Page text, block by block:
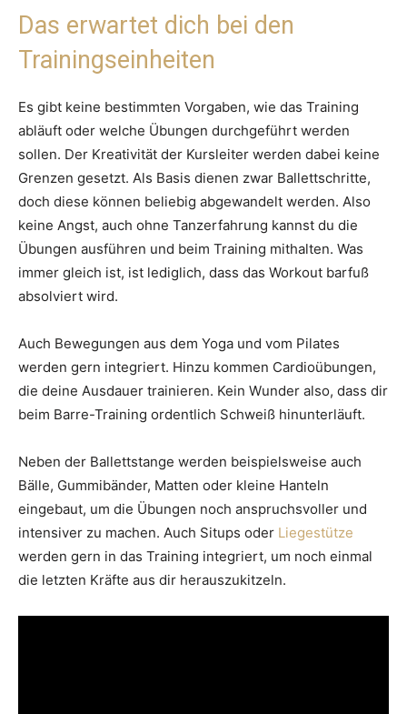
Das erwartet dich bei den
Trainingseinheiten
Es gibt keine bestimmten Vorgaben, wie das Training
abläuft oder welche Übungen durchgeführt werden
sollen. Der Kreativität der Kursleiter werden dabei keine
Grenzen gesetzt. Als Basis dienen zwar Ballettschritte,
doch diese können beliebig abgewandelt werden. Also
keine Angst, auch ohne Tanzerfahrung kannst du die
Übungen ausführen und beim Training mithalten. Was
immer gleich ist, ist lediglich, dass das Workout barfuß
absolviert wird.
Auch Bewegungen aus dem Yoga und vom Pilates
werden gern integriert. Hinzu kommen Cardioübungen,
die deine Ausdauer trainieren. Kein Wunder also, dass dir
beim Barre-Training ordentlich Schweiß hinunterläuft.
Neben der Ballettstange werden beispielsweise auch
Bälle, Gummibänder, Matten oder kleine Hanteln
eingebaut, um die Übungen noch anspruchsvoller und
intensiver zu machen. Auch Situps oder Liegestütze
werden gern in das Training integriert, um noch einmal
die letzten Kräfte aus dir herauszukitzeln.